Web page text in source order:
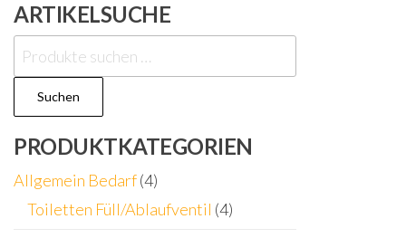
ARTIKELSUCHE
Suchen
nach:
Suchen
PRODUKTKATEGORIEN
Allgemein Bedarf(4)
Toiletten Füll/Ablaufventil (4)